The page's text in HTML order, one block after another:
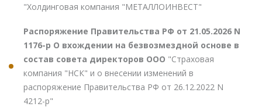
"Холдинговая компания "МЕТАЛЛОИНВЕСТ"
Распоряжение Правительства РФ от 21.05.2026 N
1176-р О вхождении на безвозмездной основе в
состав совета директоров ООО "Страховая
компания "НСК" и о внесении изменений в
распоряжение Правительства РФ от 26.12.2022 N
4212-р"